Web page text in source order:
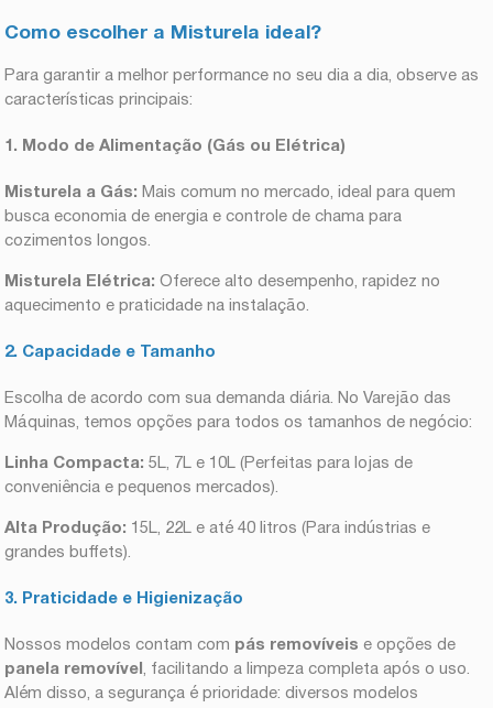
Como escolher a Misturela ideal?
Para garantir a melhor performance no seu dia a dia, observe as
características principais:
1. Modo de Alimentação (Gás ou Elétrica)
Misturela a Gás: Mais comum no mercado, ideal para quem
busca economia de energia e controle de chama para
cozimentos longos.
Misturela Elétrica: Oferece alto desempenho, rapidez no
aquecimento e praticidade na instalação.
2. Capacidade e Tamanho
Escolha de acordo com sua demanda diária. No Varejão das
Máquinas, temos opções para todos os tamanhos de negócio:
Linha Compacta: 5L, 7L e 10L (Perfeitas para lojas de
conveniência e pequenos mercados).
Alta Produção: 15L, 22L e até 40 litros (Para indústrias e
grandes buffets).
3. Praticidade e Higienização
Nossos modelos contam com pás removíveis e opções de
panela removível
, facilitando a limpeza completa após o uso.
Além disso, a segurança é prioridade: diversos modelos